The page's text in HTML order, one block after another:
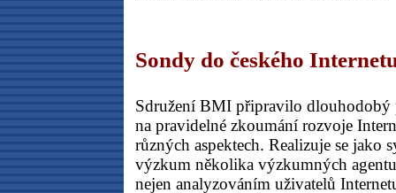
Sondy do českého
Sdružení BMI připravilo dlouhodobý
na pravidelné zkoumání rozvoje
různých aspektech. Realizuje se jako
výzkum několika výzkumných
nejen analyzováním uživatelů